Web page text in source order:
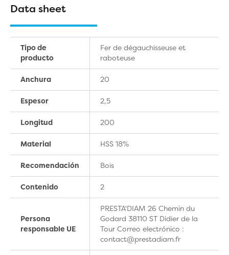
Data sheet
Tipo de
producto
Fer de dégauchisseuse et
raboteuse
Anchura 20
Espesor 2,5
Longitud 200
Material HSS 18%
Recomendación Bois
Contenido 2
Persona
responsable UE
PRESTA'DIAM 26 Chemin du
Godard 38110 ST Didier de la
Tour Correo electrónico :
contact@prestadiam.fr